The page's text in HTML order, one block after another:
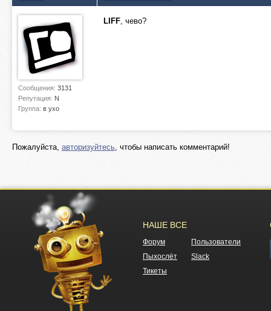
Сообщения: 3131
Репутация: N
Группа: в ухо
LIFF, чево?
Пожалуйста, авторизуйтесь, чтобы написать комментарий!
НАШЕ ВСЕ
Форум
Пользователи
Пыхослёт
Slack
Тикеты